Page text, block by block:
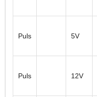
Puls 5V
Puls 12V